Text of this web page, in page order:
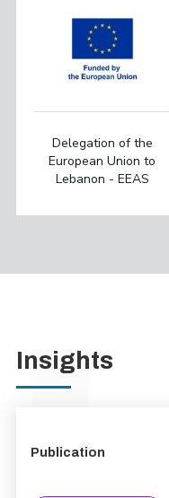
Delegation of the
European Union to
Lebanon - EEAS
Insights
Publication